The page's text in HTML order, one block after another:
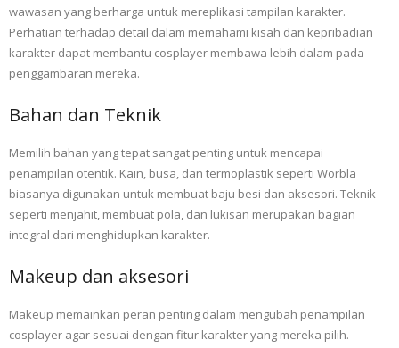
wawasan yang berharga untuk mereplikasi tampilan karakter.
Perhatian terhadap detail dalam memahami kisah dan kepribadian
karakter dapat membantu cosplayer membawa lebih dalam pada
penggambaran mereka.
Bahan dan Teknik
Memilih bahan yang tepat sangat penting untuk mencapai
penampilan otentik. Kain, busa, dan termoplastik seperti Worbla
biasanya digunakan untuk membuat baju besi dan aksesori. Teknik
seperti menjahit, membuat pola, dan lukisan merupakan bagian
integral dari menghidupkan karakter.
Makeup dan aksesori
Makeup memainkan peran penting dalam mengubah penampilan
cosplayer agar sesuai dengan fitur karakter yang mereka pilih.